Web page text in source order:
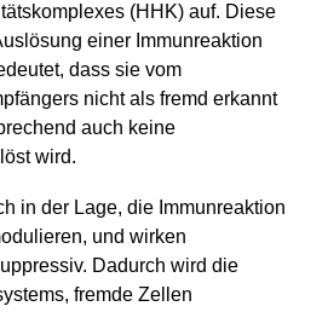
(HHK) auf. Diese
einer Immunreaktion
dass sie vom
nicht als fremd erkannt
auch keine
wird.
in der Lage, die Immunreaktion
und wirken
Dadurch wird die
fremde Zellen